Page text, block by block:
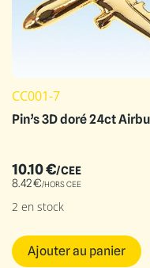
CC001-7
Pin’s 3D doré 24ct
10.10€/CEE
8.42€/HORS CEE
2 en stock
Ajouter au panier